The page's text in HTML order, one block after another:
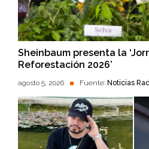
Sheinbaum presenta la
Reforestación 2026’
agosto 5, 2026 Fuente: Noticias